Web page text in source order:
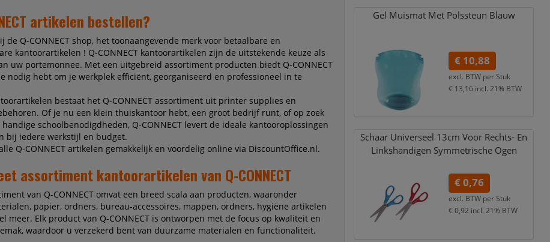
artikelen bestellen?
de Q-CONNECT shop, het toonaangevende merk voor betaalbare en
kantoorartikelen ! Q-CONNECT kantoorartikelen zijn de uitstekende keuze als
uw portemonnee. Met een uitgebreid assortiment producten biedt Q-CONNECT
nodig hebt om je werkplek efficiënt, georganiseerd en professioneel in te
bestaat het Q-CONNECT assortiment uit printer supplies en
Of je nu een klein thuiskantoor hebt, een groot bedrijf runt, of op zoek
schoolbenodigdheden, Q-CONNECT levert de ideale kantooroplossingen
bij iedere werkstijl en budget.
Q-CONNECT artikelen gemakkelijk en voordelig online via DiscountOffice.nl.
assortiment kantoorartikelen van Q-CONNECT
van Q-CONNECT omvat een breed scala aan producten, waaronder
papier, ordners, bureau-accessoires, mappen, ordners, hygiëne artikelen
meer. Elk product van Q-CONNECT is ontworpen met de focus op kwaliteit en
waardoor u verzekerd bent van duurzame materialen en functionaliteit.
Gel Muismat Met Polssteun Blauw
€ 10,88
excl. BTW per Stuk
€ 13,16 incl. 21% BTW
Schaar Universeel 13cm Voor Rechts- En
Linkshandigen Symmetrische Ogen
€ 0,76
excl. BTW per Stuk
€ 0,92 incl. 21% BTW